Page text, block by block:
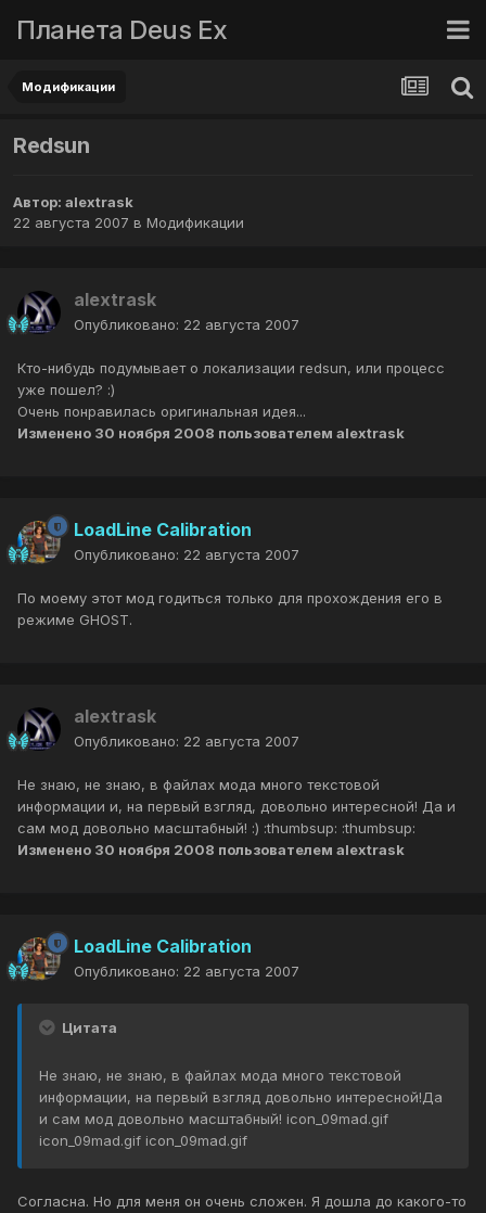
Планета Deus Ex
Модификации
Redsun
Автор: alextrask
22 августа 2007 в Модификации
alextrask
Опубликовано: 22 августа 2007
Кто-нибудь подумывает о локализации redsun, или процесс
уже пошел? :)
Очень понравилась оригинальная идея...
Изменено 30 ноября 2008 пользователем alextrask
LoadLine Calibration
Опубликовано: 22 августа 2007
По моему этот мод годиться только для прохождения его в
режиме GHOST.
alextrask
Опубликовано: 22 августа 2007
Не знаю, не знаю, в файлах мода много текстовой
информации и, на первый взгляд, довольно интересной! Да и
сам мод довольно масштабный! :) :thumbsup: :thumbsup:
Изменено 30 ноября 2008 пользователем alextrask
LoadLine Calibration
Опубликовано: 22 августа 2007
Цитата
Не знаю, не знаю, в файлах мода много текстовой
информации, на первый взгляд довольно интересной!Да
и сам мод довольно масштабный! icon_09mad.gif
icon_09mad.gif icon_09mad.gif
Согласна. Но для меня он очень сложен. Я дошла до какого-то